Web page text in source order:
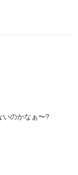
いのかなぁ〜?